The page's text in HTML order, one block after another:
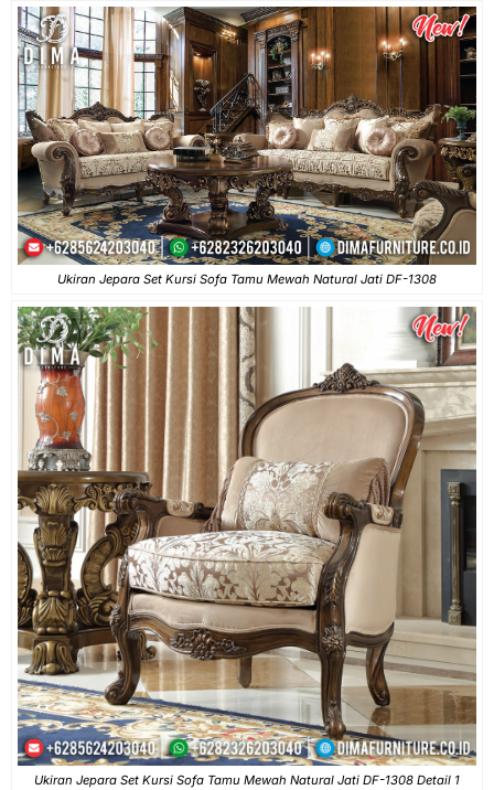
Ukiran Jepara Set Kursi Sofa Tamu Mewah Natural Jati DF-1308
Ukiran Jepara Set Kursi Sofa Tamu Mewah Natural Jati DF-1308 Detail 1